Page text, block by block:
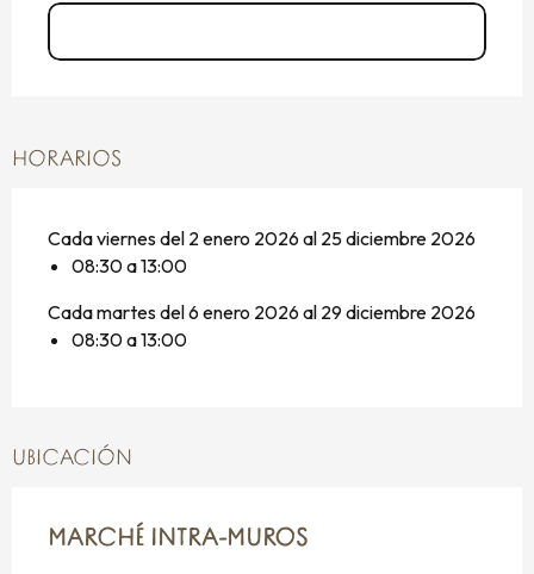
HORARIOS
Cada viernes del 2 enero 2026 al 25 diciembre 2026
08:30 a 13:00
Cada martes del 6 enero 2026 al 29 diciembre 2026
08:30 a 13:00
UBICACIÓN
MARCHÉ INTRA-MUROS